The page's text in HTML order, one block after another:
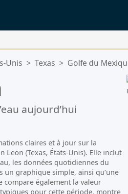
Unis > Texas > Golfe du
aujourd’hui
claires et à jour sur la
Leon (Texas, États-Unis). Elle inclut
les données quotidiennes du
un graphique simple, ainsi qu’une
compare également la valeur
pour cette période, montre